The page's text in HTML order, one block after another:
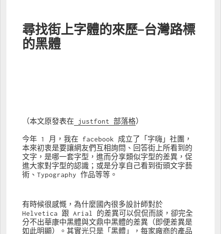
尋找街上字體的來歷—台灣路標
的黑體
（本文原發表在 justfont 部落格）
今年 1 月，我在 facebook 成立了「字嗨」社團，
本來初衷是要讓網友們互相詢問、回答街上所看到的
文字，是哪一套字型，進而分享類似字型的差異，促
進大家對字型的認識；或是分享自己看到街頭文字藝
術、Typography 作品等等。
有時候很感慨，為什麼國內很多設計師對於
Helvetica 跟 Arial 的差異可以侃侃而談，卻完全
分不出華康中黑體與文鼎中黑體的差異（即便差異是
如此明顯）。其實光只是「黑體」，每家廠商的產品